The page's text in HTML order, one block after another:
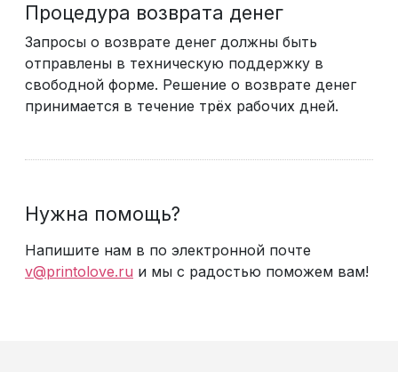
Процедура возврата денег
Запросы о возврате денег должны быть
отправлены в техническую поддержку в
свободной форме. Решение о возврате денег
принимается в течение трёх рабочих дней.
Нужна помощь?
Напишите нам в по электронной почте
v@printolove.ru и мы с радостью поможем вам!